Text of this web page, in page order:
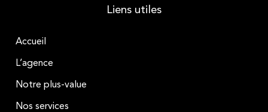
Liens utiles
Accueil
L’agence
Notre plus-value
Nos services